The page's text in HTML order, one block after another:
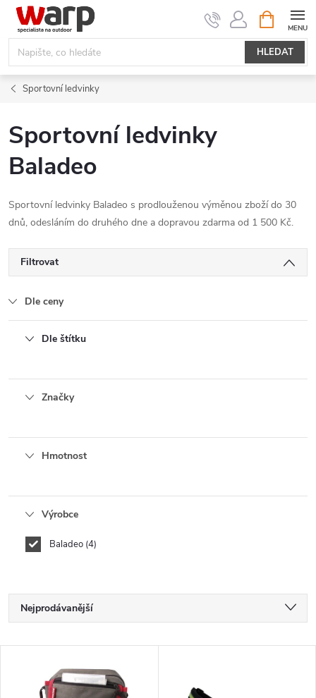
Přejít
obsah
HLEDAT
NÁKUPNÍ
KOŠÍK
Sportovní ledvinky
Sportovní ledvinky
Baladeo
Sportovní ledvinky Baladeo s prodlouženou výměnou zboží do 30
dnů, odesláním do druhého dne a dopravou zdarma od 1 500 Kč.
Filtrovat
Dle ceny
Dle štítku
Značky
Hmotnost
Výrobce
Baladeo 4
Ř
a
Nejprodávanější
Abecedně